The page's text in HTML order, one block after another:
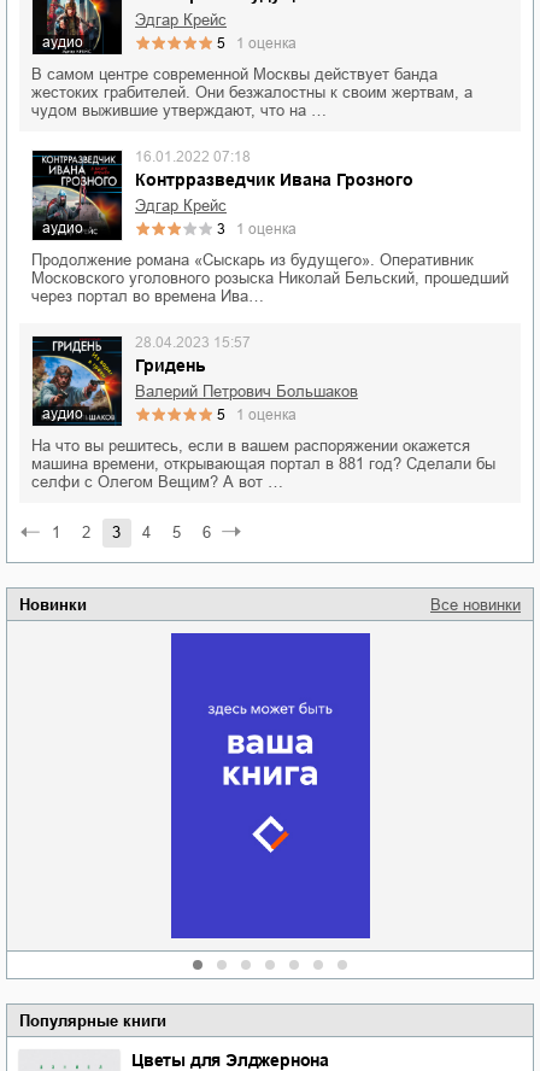
Новинки Все новинки
Популярные книги
Цветы для Элджернона
аудио
Эдгар Крейс
5 1 оценка
В самом центре современной Москвы действует банда
жестоких грабителей. Они безжалостны к своим жертвам, а
чудом выжившие утверждают, что на …
аудио
Контрразведчик Ивана Грозного
16.01.2022 07:18
Эдгар Крейс
3 1 оценка
Продолжение романа «Сыскарь из будущего». Оперативник
Московского уголовного розыска Николай Бельский, прошедший
через портал во времена Ива…
аудио
Гридень
28.04.2023 15:57
Валерий Петрович Большаков
5 1 оценка
На что вы решитесь, если в вашем распоряжении окажется
машина времени, открывающая портал в 881 год? Сделали бы
селфи с Олегом Вещим? А вот …
1 2 3 4 5 6